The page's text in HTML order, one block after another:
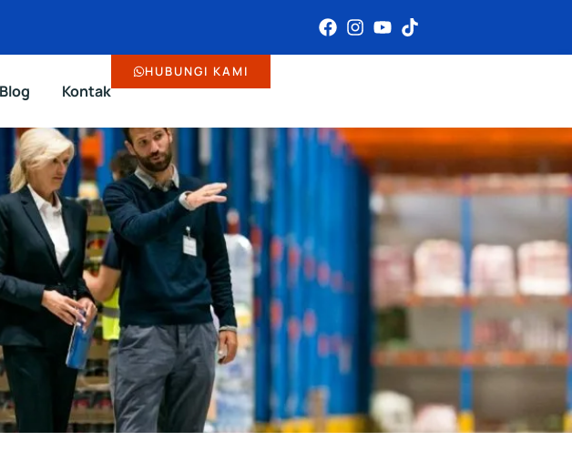
Blog Kontak
HUBUNGI KAMI